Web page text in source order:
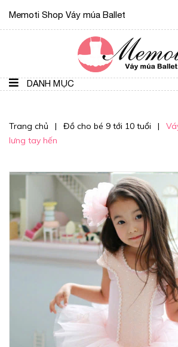
Memoti Shop Váy múa Ballet
DANH MỤC
Trang chủ | Đồ cho bé 9 tới 10 tuổi |
lưng tay hến